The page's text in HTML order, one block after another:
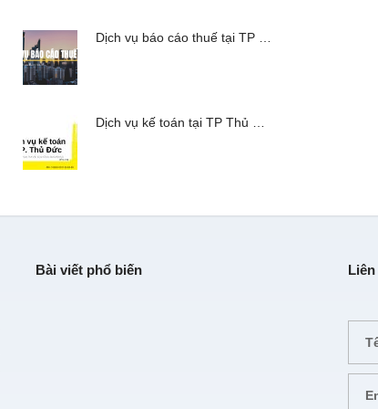
Dịch vụ báo cáo thuế tại TP …
Dịch vụ kế toán tại TP Thủ …
Bài viết phổ biến Liên